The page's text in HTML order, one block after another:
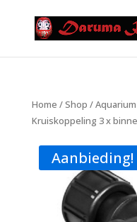
Home /Shop /Aquarium
Kruiskoppeling 3 x
Aanbieding!